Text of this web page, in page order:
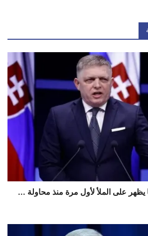
على الملأ لأول مرة منذ محاولة ...